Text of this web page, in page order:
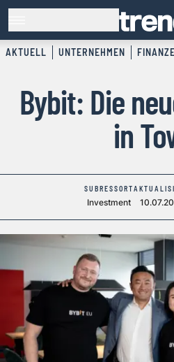
AKTUELL UNTERNEHMEN
Bybit: Die
in
SUBRESSORT
Investment